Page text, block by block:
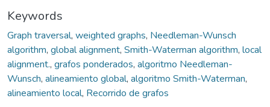
Keywords
Graph traversal, weighted graphs, Needleman-Wunsch
algorithm, global alignment, Smith-Waterman algorithm, local
alignment., grafos ponderados, algoritmo Needleman-
Wunsch, alineamiento global, algoritmo Smith-Waterman,
alineamiento local, Recorrido de grafos